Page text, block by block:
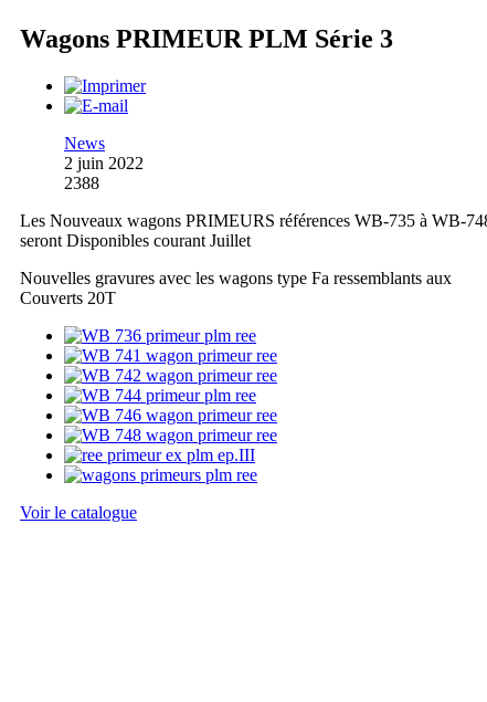
Wagons PRIMEUR PLM Série 3
News
2 juin 2022
2388
Les Nouveaux wagons PRIMEURS références WB-735 à WB-
seront Disponibles courant Juillet
Nouvelles gravures avec les wagons type Fa ressemblants aux
Couverts 20T
Voir le catalogue